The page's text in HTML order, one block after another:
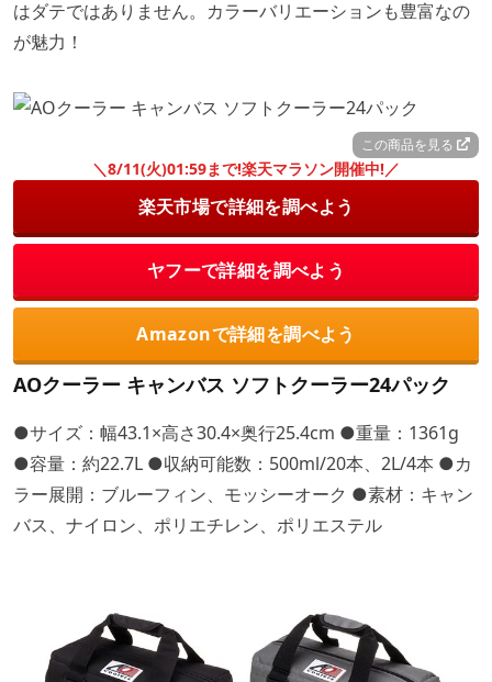
はダテではありません。カラーバリエーションも豊富なの
が魅力！
この商品を見る
＼8/11(火)01:59まで!楽天マラソン開催中!／
楽天市場で詳細を調べよう
ヤフーで詳細を調べよう
Amazonで詳細を調べよう
AOクーラー キャンバス ソフトクーラー24パック
●サイズ：幅43.1×高さ30.4×奥行25.4cm ●重量：1361g
●容量：約22.7L ●収納可能数：500ml/20本、2L/4本 ●カ
ラー展開：ブルーフィン、モッシーオーク ●素材：キャン
バス、ナイロン、ポリエチレン、ポリエステル